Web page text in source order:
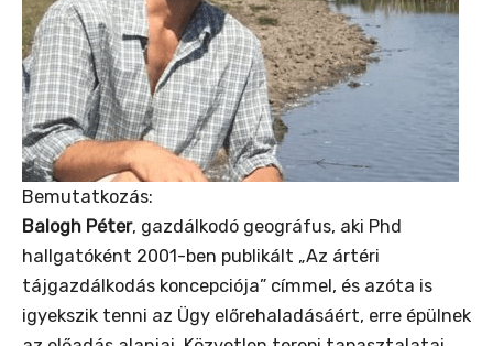
Bemutatkozás:
Balogh Péter, gazdálkodó geográfus, aki Phd
hallgatóként 2001-ben publikált „Az ártéri
tájgazdálkodás koncepciója” címmel, és azóta is
igyekszik tenni az Ügy előrehaladásáért, erre épülnek